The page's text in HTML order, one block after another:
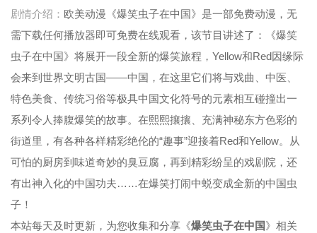
剧情介绍： 欧美动漫《爆笑虫子在中国》是一部免费动漫，无
需下载任何播放器即可免费在线观看，该节目讲述了：《爆笑
虫子在中国》将展开一段全新的爆笑旅程，Yellow和Red因缘际
会来到世界文明古国——中国，在这里它们将与戏曲、中医、
特色美食、传统习俗等极具中国文化符号的元素相互碰撞出一
系列令人捧腹爆笑的故事。在熙熙攘攘、充满神秘东方色彩的
街道里，有各种各样精彩绝伦的“趣事”迎接着Red和Yellow。从
可怕的厨房到味道奇妙的臭豆腐，再到精彩纷呈的戏剧院，还
有出神入化的中国功夫……在爆笑打闹中蜕变成全新的中国虫
子！
本站每天及时更新，为您收集和分享《爆笑虫子在中国》相关